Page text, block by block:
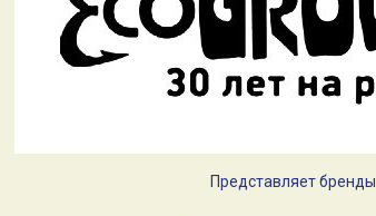
Представляет бренды